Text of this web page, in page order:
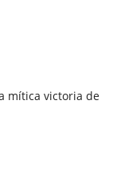
mítica victoria de